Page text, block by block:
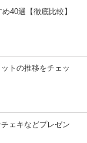
40選【徹底比較】
トの推移をチェッ
ェキなどプレゼン